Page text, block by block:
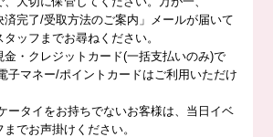
済完了/受取方法のご案内」メールが届いて
ッフまでお尋ねください。
・クレジットカード(一括支払いのみ)で
子マネー/ポイントカードはご利用いただけ
ータイをお持ちでないお客様は、当日イベ
でお声掛けください。